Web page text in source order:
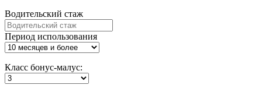
Водительский стаж
Период использования
Класс бонус-малус: